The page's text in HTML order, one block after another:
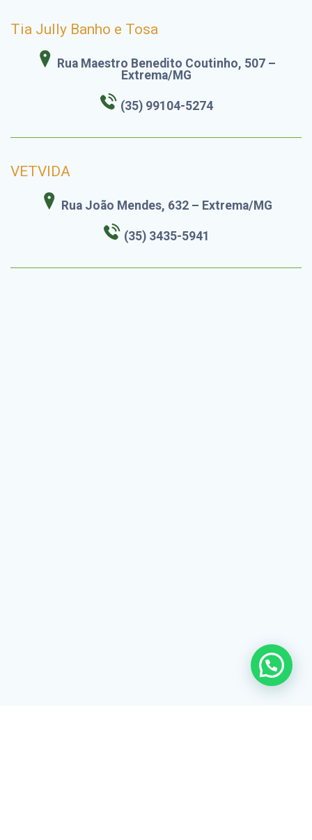
Tia Jully Banho e Tosa
Rua Maestro Benedito Coutinho, 507 –
Extrema/MG
(35) 99104-5274
VETVIDA
Rua João Mendes, 632 – Extrema/MG
(35) 3435-5941